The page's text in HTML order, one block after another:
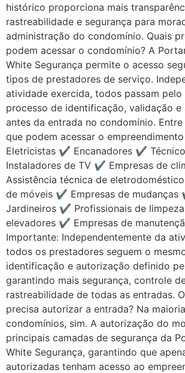
histórico proporciona mais
rastreabilidade e segurança para
administração do condomínio. Quais
podem acessar o condomínio? A
White Segurança permite o acesso
tipos de prestadores de serviço.
atividade exercida, todos passam pelo
processo de identificação, validação e
antes da entrada no condomínio.
que podem acessar o
Eletricistas ✔️ Encanadores ✔️
Instaladores de TV ✔️ Empresas de
Assistência técnica de
de móveis ✔️ Empresas de
Jardineiros ✔️ Profissionais de
elevadores ✔️ Empresas de
Importante: Independentemente da
todos os prestadores seguem o
identificação e autorização definido
garantindo mais segurança, controle
rastreabilidade de todas as entradas.
precisa autorizar a entrada? Na
condomínios, sim. A autorização do
principais camadas de segurança da
White Segurança, garantindo que
autorizadas tenham acesso ao